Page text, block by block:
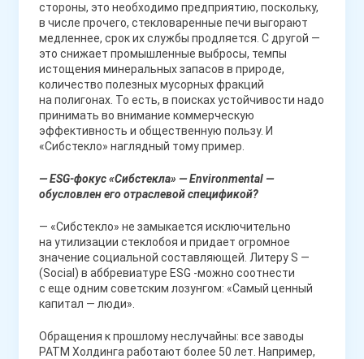
стороны, это необходимо предприятию, поскольку,
в числе прочего, стекловаренные печи выгорают
медленнее, срок их службы продляется. С другой —
это снижает промышленные выбросы, темпы
истощения минеральных запасов в природе,
количество полезных мусорных фракций
на полигонах. То есть, в поисках устойчивости надо
принимать во внимание коммерческую
эффективность и общественную пользу. И
«Сибстекло» наглядный тому пример.
— ESG-фокус «Сибстекла» — Environmental —
обусловлен его отраслевой спецификой?
— «Сибстекло» не замыкается исключительно
на утилизации стеклобоя и придает огромное
значение социальной составляющей. Литеру S —
(Social) в аббревиатуре ESG -можно соотнести
с еще одним советским лозунгом: «Самый ценный
капитал — люди».
Обращения к прошлому неслучайны: все заводы
РАТМ Холдинга работают более 50 лет. Например,